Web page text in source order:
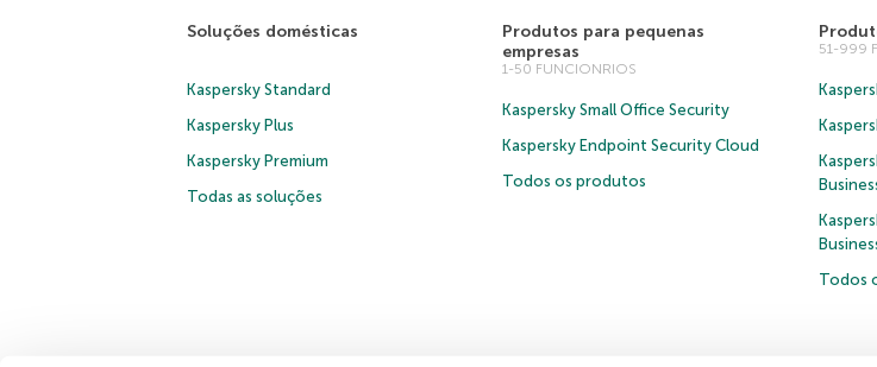
Soluções domésticas
Kaspersky Standard
Kaspersky Plus
Kaspersky Premium
Todas as soluções
Produtos para pequenas
empresas
1-50 FUNCIONRIOS
Kaspersky Small Office Security
Kaspersky Endpoint Security Cloud
Todos os produtos
51-999
Todos